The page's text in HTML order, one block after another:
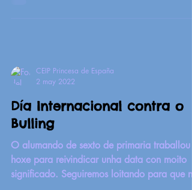
CEIP Princesa de España
2 may 2022
Día Internacional contra o
Bulling
O alumando de sexto de primaria traballou
hoxe para reivindicar unha data con moito
significado. Seguiremos loitando para que